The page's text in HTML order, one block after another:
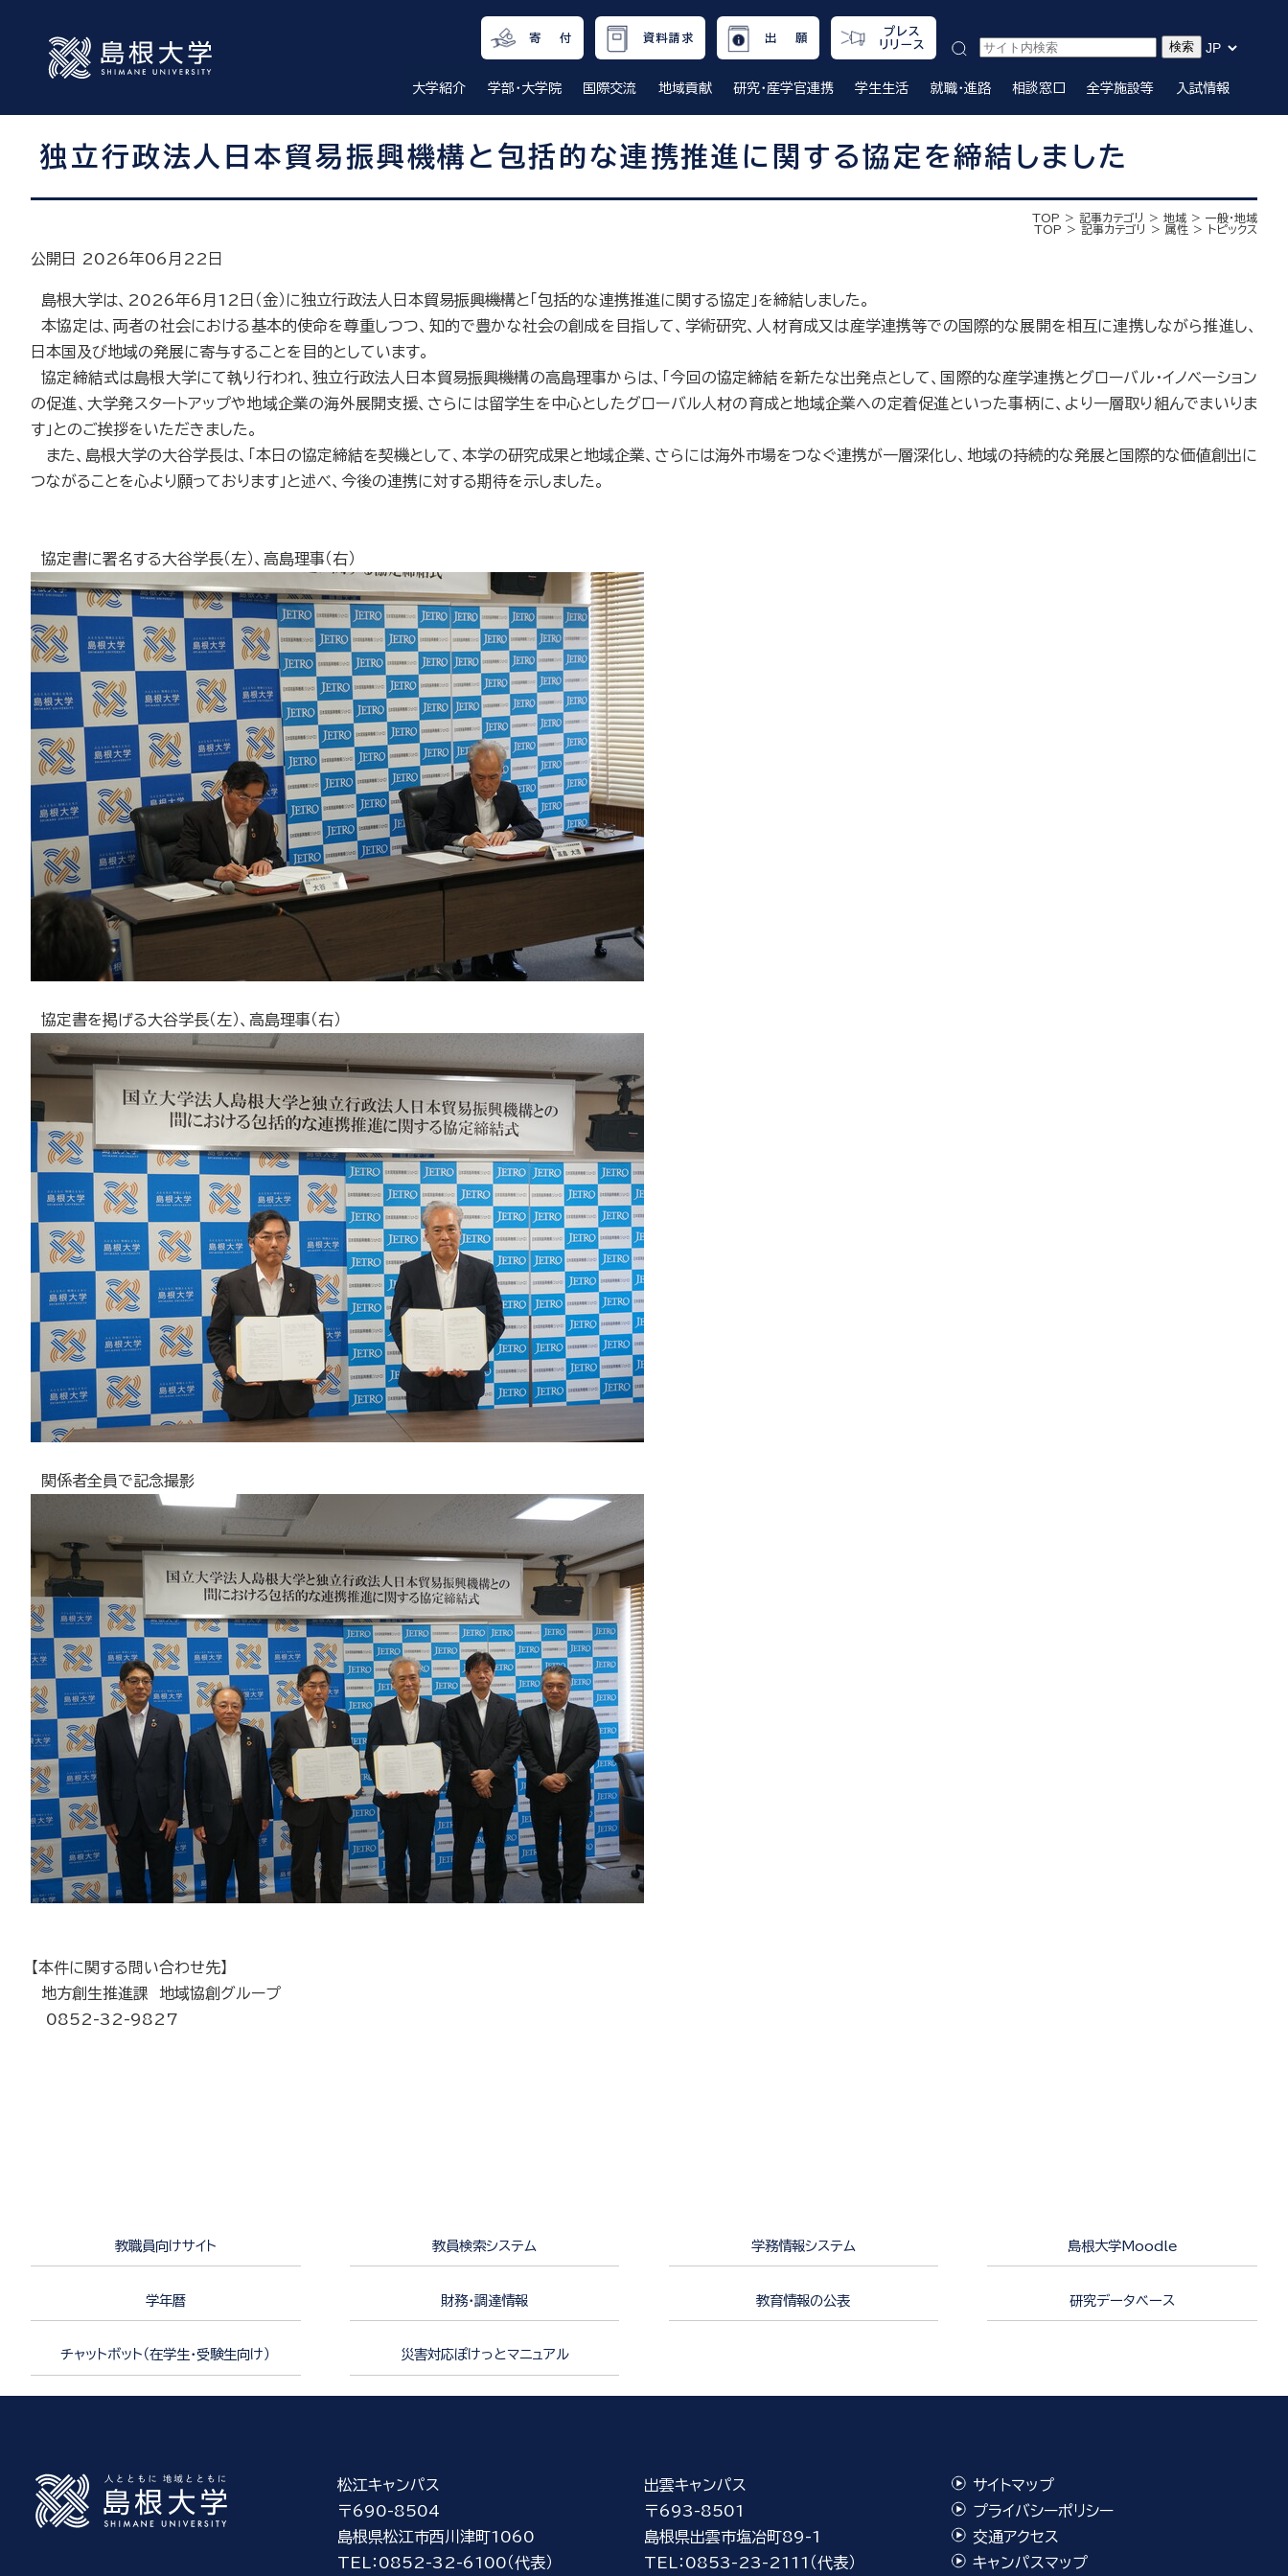
寄 付 資料請求 出 願
プレス
リリース
大学紹介 学部・大学院 国際交流 地域貢献 研究・産学官連携 学生生活 就職・進路 相談窓口 全学施設等 入試情報
独立行政法人日本貿易振興機構と包括的な連携推進に関する協定を締結しました
TOP 記事カテゴリ 地域
一般・地域
TOP
記事カテゴリ 属性 トピックス
公開日 2026年06月22日
島根大学は、2026年6月12日（金）に独立行政法人日本貿易振興機構と「包括的な連携推進に関する協定」を締結しました。
本協定は、両者の社会における基本的使命を尊重しつつ、知的で豊かな社会の創成を目指して、学術研究、人材育成又は産学連携等での国際的な展開を相互に連携しながら推進し、
日本国及び地域の発展に寄与することを目的としています。
協定締結式は島根大学にて執り行われ、独立行政法人日本貿易振興機構の高島理事からは、「今回の協定締結を新たな出発点として、国際的な産学連携とグローバル・イノベーション
の促進、大学発スタートアップや地域企業の海外展開支援、さらには留学生を中心としたグローバル人材の育成と地域企業への定着促進といった事柄に、より一層取り組んでまいりま
す」とのご挨拶をいただきました。
また、島根大学の大谷学長は、「本日の協定締結を契機として、本学の研究成果と地域企業、さらには海外市場をつなぐ連携が一層深化し、地域の持続的な発展と国際的な価値創出に
つながることを心より願っております」と述べ、今後の連携に対する期待を示しました。
協定書に署名する大谷学長（左）、高島理事（右）
協定書を掲げる大谷学長（左）、高島理事（右）
関係者全員で記念撮影
【本件に関する問い合わせ先】
地方創生推進課 地域協創グループ
0852-32-9827
教職員向けサイト 教員検索システム 学務情報システム 島根大学Moodle
学年暦 財務・調達情報 教育情報の公表 研究データベース
チャットボット（在学生・受験生向け） 災害対応ぽけっとマニュアル
松江キャンパス
〒690-8504
島根県松江市西川津町1060
TEL：0852-32-6100（代表）
出雲キャンパス
〒693-8501
島根県出雲市塩冶町89-1
TEL：0853-23-2111（代表）
サイトマップ
プライバシーポリシー
交通アクセス
キャンパスマップ